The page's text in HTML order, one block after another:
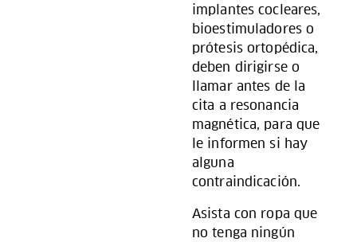
implantes cocleares,
bioestimuladores o
prótesis ortopédica,
deben dirigirse o
llamar antes de la
cita a resonancia
magnética, para que
le informen si hay
alguna
contraindicación.
Asista con ropa que
no tenga ningún